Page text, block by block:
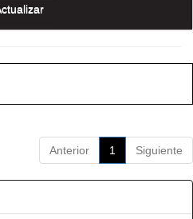
Anterior 1 Siguiente